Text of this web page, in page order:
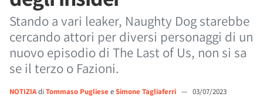
Stando a vari leaker, Naughty Dog starebbe
cercando attori per diversi personaggi di un
nuovo episodio di The Last of Us, non si sa
se il terzo o Fazioni.
NOTIZIAdi Tommaso Pugliese eSimone Tagliaferri — 03/07/2023